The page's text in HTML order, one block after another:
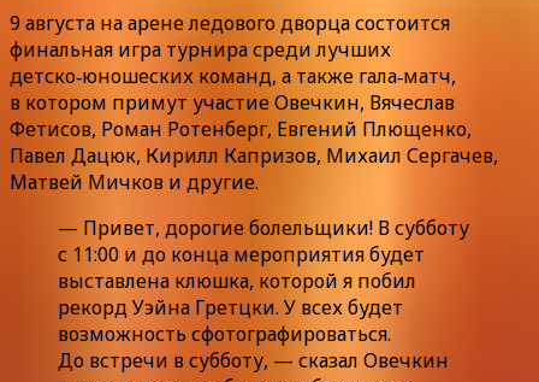
9 августа на арене ледового дворца состоится
финальная игра турнира среди лучших
детско‑юношеских команд, а также гала‑матч,
в котором примут участие Овечкин, Вячеслав
Фетисов, Роман Ротенберг, Евгений Плющенко,
Павел Дацюк, Кирилл Капризов, Михаил Сергачев,
Матвей Мичков и другие.
— Привет, дорогие болельщики! В субботу
с 11:00 и до конца мероприятия будет
выставлена клюшка, которой я побил
рекорд Уэйна Гретцки. У всех будет
возможность сфотографироваться.
До встречи в субботу, — сказал Овечкин